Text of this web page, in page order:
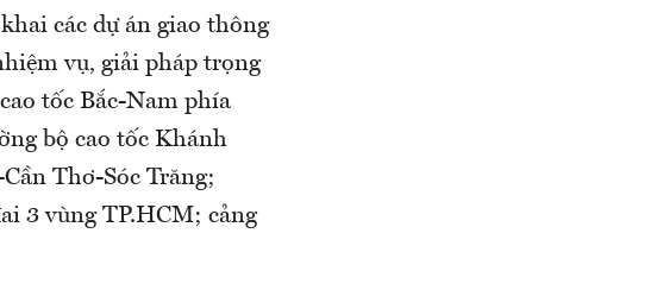
các dự án giao thông
vụ, giải pháp trọng
tốc Bắc-Nam phía
bộ cao tốc Khánh
Thơ-Sóc Trăng;
3 vùng TP.HCM; cảng